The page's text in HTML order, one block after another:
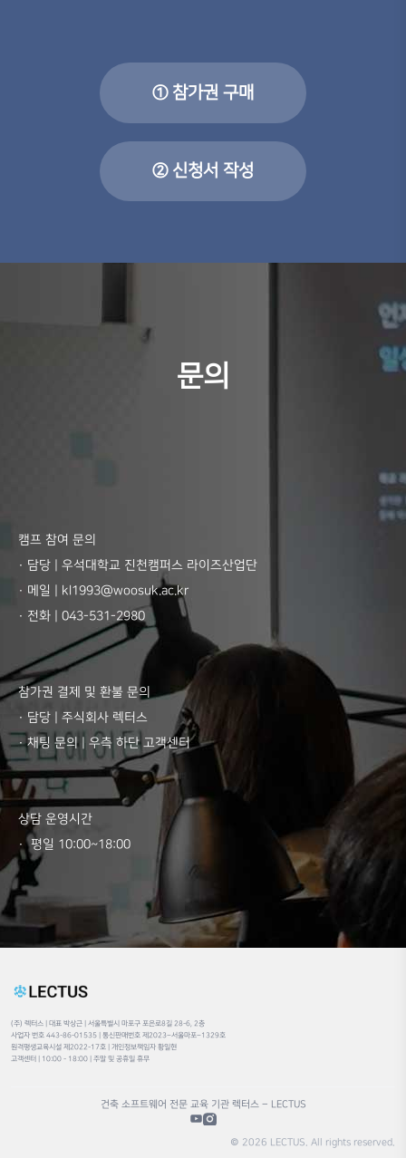
① 참가권 구매
② 신청서 작성
문의
캠프 참여 문의
· 담당 | 우석대학교 진천캠퍼스 라이즈산업단
· 메일 | kl1993@woosuk.ac.kr
· 전화 | 043-531-2980
참가권 결제 및 환불 문의
· 담당 | 주식회사 렉터스
· 채팅 문의 | 우측 하단 고객센터
상담 운영시간
· 평일 10:00~18:00